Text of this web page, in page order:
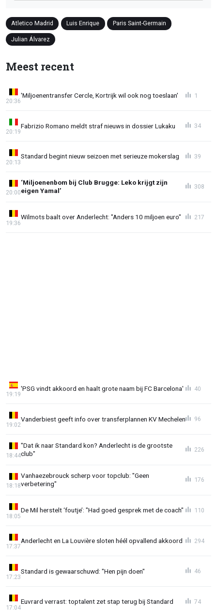
Atletico Madrid Luis Enrique Paris Saint-Germain
Julian Álvarez
Meest recent
'Miljoenentransfer Cercle, Kortrijk wil ook nog toeslaan'
20:36
1
Fabrizio Romano meldt straf nieuws in dossier Lukaku
20:19
34
Standard begint nieuw seizoen met serieuze mokerslag
20:13
39
‘Miljoenenbom bij Club Brugge: Leko krijgt zijn
eigen Yamal’
20:00
308
Wilmots baalt over Anderlecht: "Anders 10 miljoen euro"
19:36
217
'PSG vindt akkoord en haalt grote naam bij FC Barcelona'
19:19
40
Vanderbiest geeft info over transferplannen KV Mechelen
19:02
96
"Dat ik naar Standard kon? Anderlecht is de grootste
club"
18:44
226
Vanhaezebrouck scherp voor topclub: "Geen
verbetering"
18:18
176
De Mil herstelt ‘foutje’: "Had goed gesprek met de coach"
18:05
110
Anderlecht en La Louvière sloten héél opvallend akkoord
17:37
294
Standard is gewaarschuwd: "Hen pijn doen"
17:23
46
Euvrard verrast: toptalent zet stap terug bij Standard
17:04
74